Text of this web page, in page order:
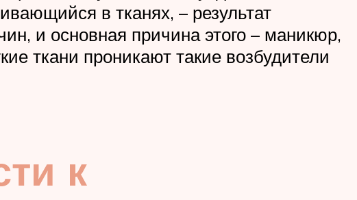
в тканях, – результат
и основная причина этого – маникюр,
ткани проникают такие возбудители
к